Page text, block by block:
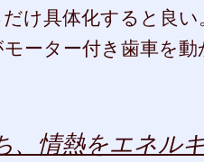
け具体化すると良い
ーター付き歯車を
、情熱をエネル